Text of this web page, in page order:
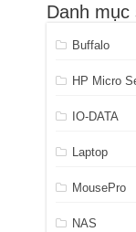
Danh mục
Buffalo
HP Micro
IO-DATA
Laptop
MousePro
NAS